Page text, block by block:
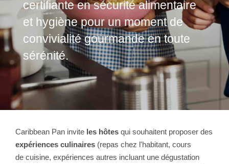
certifiante en sécurité alimentaire
et hygiène pour un moment de
convivialité gourmande en toute
sérénité.
Caribbean Pan invite les hôtes qui souhaitent proposer des
expériences culinaires (repas chez l'habitant, cours
de cuisine, expériences autres incluant une dégustation